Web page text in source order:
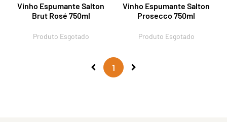
Vinho Espumante Salton
Brut Rosé 750ml
Produto Esgotado
Vinho Espumante Salton
Prosecco 750ml
Produto Esgotado
1